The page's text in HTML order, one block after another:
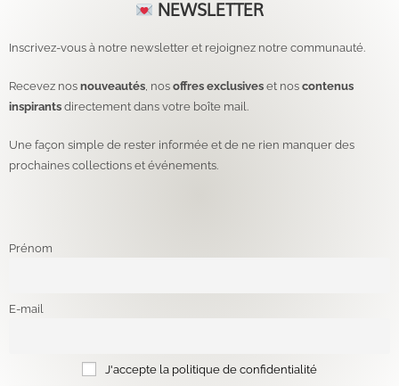
NEWSLETTER
Inscrivez-vous à notre newsletter et rejoignez notre communauté.
Recevez nos nouveautés , nos offres exclusives et nos contenus
inspirants directement dans votre boîte mail.
Une façon simple de rester informée et de ne rien manquer des
prochaines collections et événements.
Prénom
E-mail
J'accepte la politique de confidentialité